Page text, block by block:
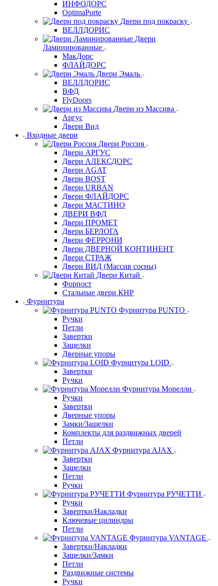
ИНФОДОРС
OptimaPorte
Двери под покраску
ВЕЛЛДОРИС
Двери
Ламинированные
МакДорс
ФЛАЙДОРС
Двери Эмаль
ВЕЛЛДОРИС
ВФД
FlyDoors
Двери из Массива
Аргус
Двери Вид
Входные двери
Двери Россия
Двери АРГУС
Двери АЛЕКСДОРС
Двери AGAT
Двери BOST
Двери URBAN
Двери ФЛАЙДОРС
Двери МАСТИНО
ДВЕРИ ВФД
Двери ПРОМЕТ
Двери БЕРЛОГА
Двери ФЕРРОНИ
Двери ДВЕРНОЙ КОНТИНЕНТ
Двери СТРАЖ
Двери ВИД (Массив сосны)
Двери Китай
Форпост
Стальные двери КНР
Фурнитура
Фурнитура PUNTO
Ручки
Петли
Завертки
Защелки
Дверные упоры
Фурнитура LOID
Завертки
Ручки
Фурнитура Морелли
Ручки
Завертки
Дверные упоры
Замки/Защелки
Комплекты для раздвижных дверей
Петли
Фурнитура AJAX
Завертки
Защелки
Петли
Ручки
Фурнитура РУЧЕТТИ
Ручки
Завертки/Накладки
Ключевые цилиндры
Петли
Фурнитура VANTAGE
Завертки/Накладки
Защелки/Замки
Петли
Раздвижные системы
Ручки